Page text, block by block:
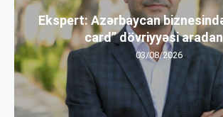
Ekspert: Azərbaycan
card” dövriyyəsi
03/08/2026